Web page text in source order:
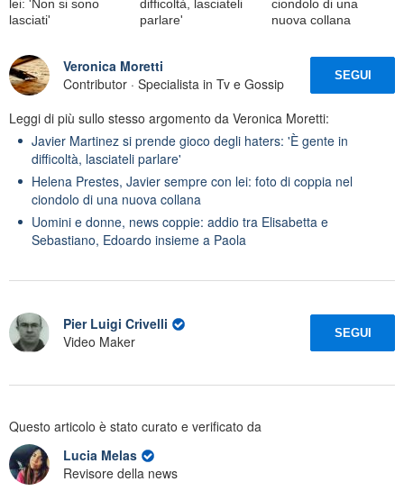
lei: 'Non si sono
lasciati'
difficoltà, lasciateli
parlare'
ciondolo di una
nuova collana
Veronica Moretti
Contributor · Specialista in Tv e Gossip
SEGUI
Leggi di più sullo stesso argomento da Veronica Moretti:
Javier Martinez si prende gioco degli haters: 'È gente in
difficoltà, lasciateli parlare'
Helena Prestes, Javier sempre con lei: foto di coppia nel
ciondolo di una nuova collana
Uomini e donne, news coppie: addio tra Elisabetta e
Sebastiano, Edoardo insieme a Paola
Pier Luigi Crivelli
Video Maker
SEGUI
Questo articolo è stato curato e verificato da
Lucia Melas
Revisore della news